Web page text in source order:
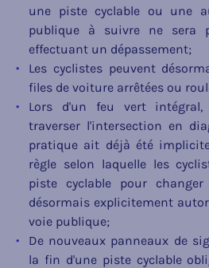
une piste cyclable ou une
publique à suivre ne sera
effectuant un dépassement;
Les cyclistes peuvent
files de voiture arrêtées ou
Lors d'un feu vert intégral,
traverser l'intersection en
pratique ait déjà été
règle selon laquelle les
piste cyclable pour
désormais explicitement
voie publique;
De nouveaux panneaux de
la fin d'une piste cyclable